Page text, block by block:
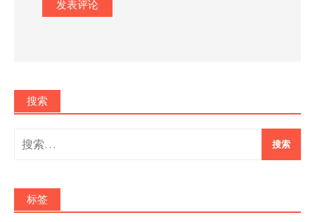
搜索
搜
索：
标签